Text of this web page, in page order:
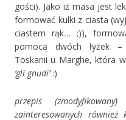
gości). Jako iż masa jest
formować kulki z ciasta
ciastem rąk… ;)),
pomocą dwóch łyżek –
Toskanii u Marghe, która
‘gli gnudi’:)
przepis (zmodyfikowany)
zainteresowanych